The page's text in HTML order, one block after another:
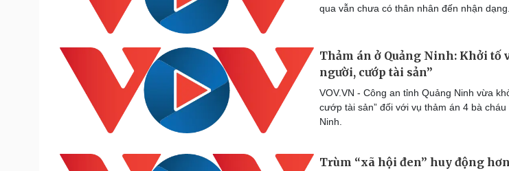
qua vẫn chưa có thân nhân đến nhận dạng.
Thảm án ở Quảng Ninh: Khởi tố
người, cướp tài sản”
VOV.VN - Công an tỉnh Quảng Ninh vừa
cướp tài sản” đối với vụ thảm án 4 bà
Ninh.
Trùm “xã hội đen” huy động